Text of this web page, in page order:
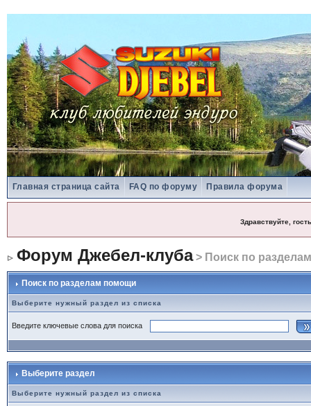
Главная страница сайта FAQ по форуму Правила форума
Здравствуйте, гость
Форум Джебел-клуба> Поиск по
Поиск по разделам помощи
Выберите нужный раздел из списка
Введите ключевые слова для поиска
Выберите раздел
Выберите нужный раздел из списка